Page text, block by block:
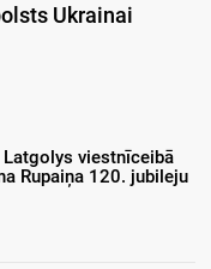
Ukrainai
viestnīceibā
Rupaiņa 120. jubileju